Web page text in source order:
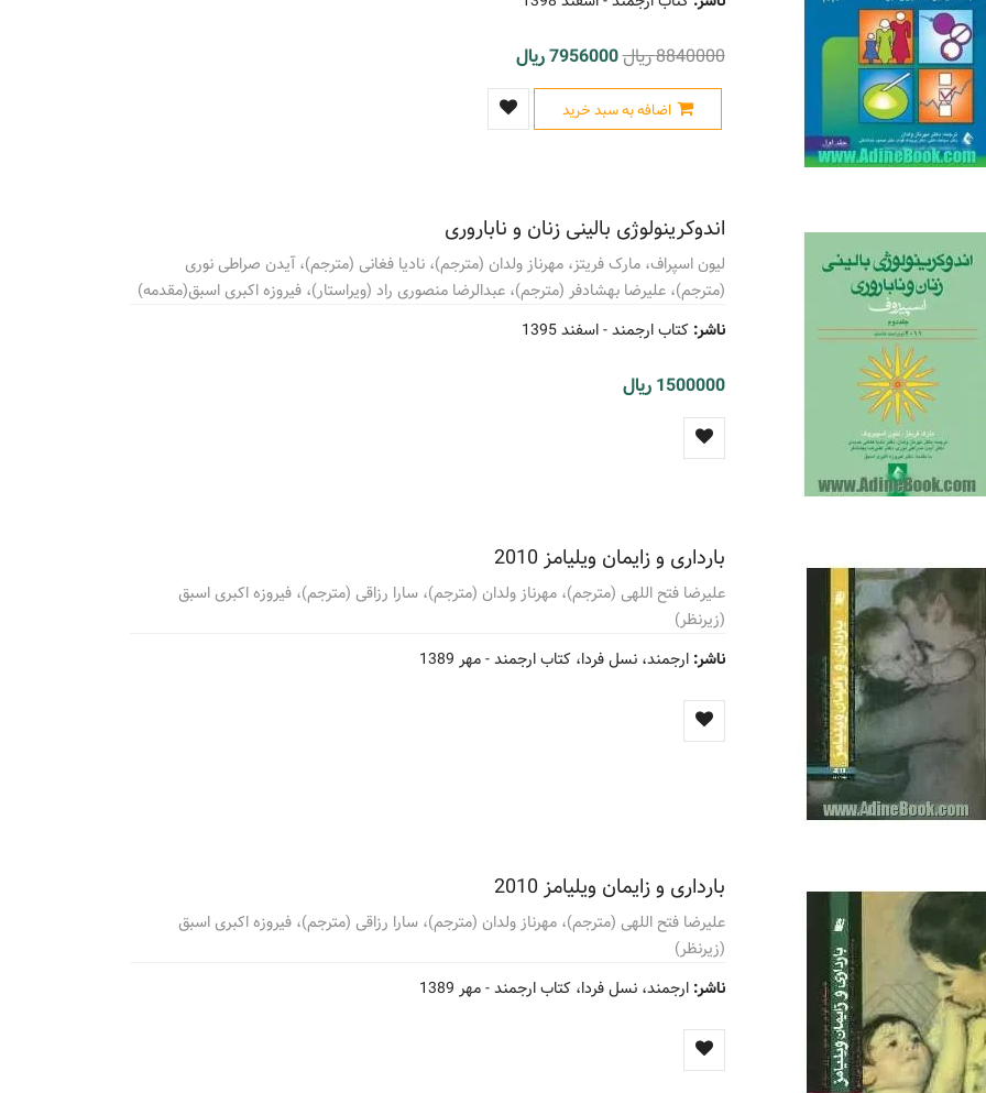
8840000 ریال 7956000 ریال
اضافه به سبد خرید
اندوکرینولوژی بالینی زنان و ناباروری
لیون اسپراف، مارک فریتز، مهرناز ولدان (مترجم)، نادیا فغانی (مترجم)، آیدن صراطی نوری
(مترجم)، علیرضا بهشادفر (مترجم)، عبدالرضا منصوری راد (ویراستار)، فیروزه اکبری اسبق(مقدمه)
ناشر: کتاب ارجمند -اسفند 1395
1500000 ریال
بارداری و زایمان ویلیامز 2010
علیرضا فتح اللهی (مترجم)، مهرناز ولدان (مترجم)، سارا رزاقی (مترجم)، فیروزه اکبری اسبق
(زیرنظر)
ناشر: ارجمند، نسل فردا، کتاب ارجمند -مهر 1389
بارداری و زایمان ویلیامز 2010
علیرضا فتح اللهی (مترجم)، مهرناز ولدان (مترجم)، سارا رزاقی (مترجم)، فیروزه اکبری اسبق
(زیرنظر)
ناشر: ارجمند، نسل فردا، کتاب ارجمند -مهر 1389